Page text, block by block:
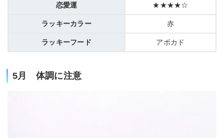
恋愛運 ★★★★☆
ラッキーカラー 赤
ラッキーフード アボカド
5月 体調に注意